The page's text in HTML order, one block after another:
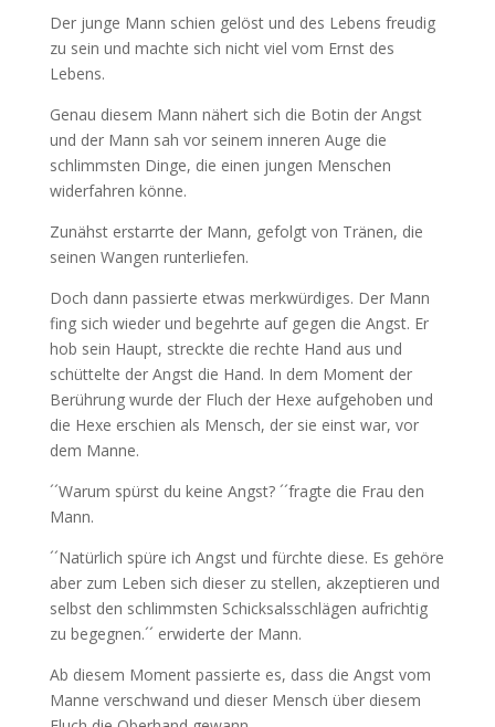
Der junge Mann schien gelöst und des Lebens freudig
zu sein und machte sich nicht viel vom Ernst des
Lebens.
Genau diesem Mann nähert sich die Botin der Angst
und der Mann sah vor seinem inneren Auge die
schlimmsten Dinge, die einen jungen Menschen
widerfahren könne.
Zunähst erstarrte der Mann, gefolgt von Tränen, die
seinen Wangen runterliefen.
Doch dann passierte etwas merkwürdiges. Der Mann
fing sich wieder und begehrte auf gegen die Angst. Er
hob sein Haupt, streckte die rechte Hand aus und
schüttelte der Angst die Hand. In dem Moment der
Berührung wurde der Fluch der Hexe aufgehoben und
die Hexe erschien als Mensch, der sie einst war, vor
dem Manne.
´´Warum spürst du keine Angst? ´´fragte die Frau den
Mann.
´´Natürlich spüre ich Angst und fürchte diese. Es gehöre
aber zum Leben sich dieser zu stellen, akzeptieren und
selbst den schlimmsten Schicksalsschlägen aufrichtig
zu begegnen.´´ erwiderte der Mann.
Ab diesem Moment passierte es, dass die Angst vom
Manne verschwand und dieser Mensch über diesem